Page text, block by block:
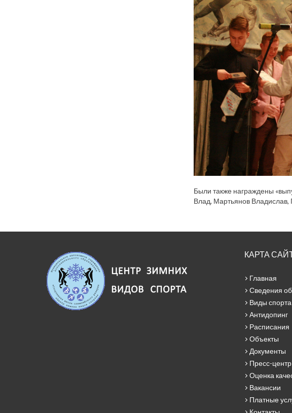
Были также награждены
Влад, Мартьянов
КАРТА
Главная
Сведения
Виды спорта
Антидопинг
Расписания
Объекты
Документы
Пресс-центр
Оценка
Вакансии
Платные